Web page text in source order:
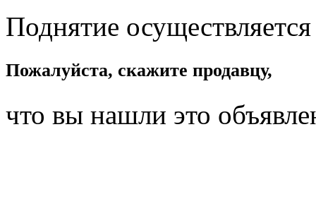
Поднятие
Пожалуйста, скажите продавцу,
что вы нашли это